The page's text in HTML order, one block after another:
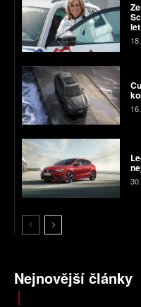
let
Nejnovější články